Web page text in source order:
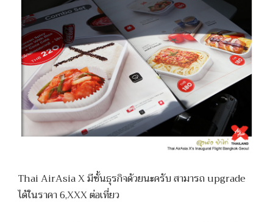
Thai AirAsia X มีชั้นธุรกิจด้วยนะครับ สามารถ upgrade
ได้ในราคา 6,XXX ต่อเที่ยว